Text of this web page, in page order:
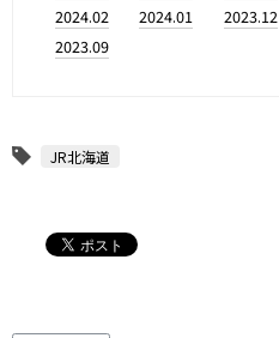
2024.02
2024.01 2023.12
2023.09
JR北海道